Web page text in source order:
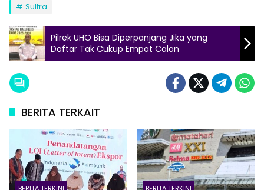
Sultra
Pilrek UHO Bisa Diperpanjang Jika yang
Daftar Tak Cukup Empat Calon
BERITA TERKAIT